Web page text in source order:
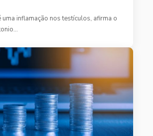
uma inflamação nos testículos, afirma o